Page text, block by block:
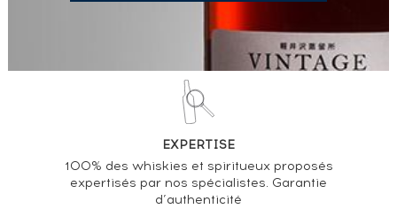
EXPERTISE
100% des whiskies et spiritueux proposés
expertisés par nos spécialistes. Garantie
d’authenticité